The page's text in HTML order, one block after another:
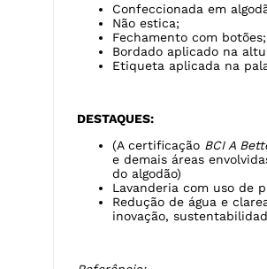
Confeccionada em
Não estica;
Fechamento com botões;
Bordado aplicado na
Etiqueta aplicada na
DESTAQUES:
(A certificação BCI A
e demais áreas
do algodão)
Lavanderia com uso de
Redução de água e
inovação,